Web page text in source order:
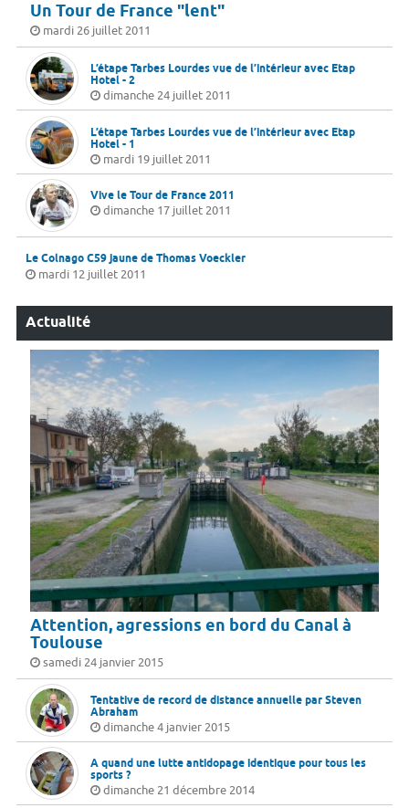
Un Tour de France "lent"
mardi 26 juillet 2011
L’étape Tarbes Lourdes vue de l’intérieur avec Etap
Hotel - 2
dimanche 24 juillet 2011
L’étape Tarbes Lourdes vue de l’intérieur avec Etap
Hotel - 1
mardi 19 juillet 2011
Vive le Tour de France 2011
dimanche 17 juillet 2011
Le Colnago C59 jaune de Thomas Voeckler
mardi 12 juillet 2011
Actualité
Attention, agressions en bord du Canal à
Toulouse
samedi 24 janvier 2015
Tentative de record de distance annuelle par Steven
Abraham
dimanche 4 janvier 2015
A quand une lutte antidopage identique pour tous les
sports ?
dimanche 21 décembre 2014